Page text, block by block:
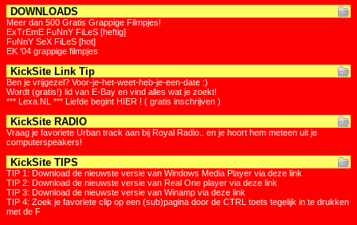
DOWNLOADS
Meer dan 500 Gratis Grappige Filmpjes!
ExTrEmE FuNnY FiLeS [heftig]
FuNnY SeX FiLeS [hot]
EK '04 grappige filmpjes
KickSite Link Tip
Ben je vrijgezel? Voor-je-het-weet-heb-je-een-date :)
Wordt (gratis!) lid van E-Bay en vind alles wat je zoekt!
*** Lexa.NL *** Liefde begint HIER ! ( gratis inschrijven )
KickSite RADIO
Vraag je favoriete Urban track aan bij Royal Radio.. en je hoort hem meteen uit je
computerspeakers!
KickSite TIPS
TIP 1: Download de nieuwste versie van Windows Media Player via deze link
TIP 2: Download de nieuwste versie van Real One player via deze link
TIP 3: Download de nieuwste versie van Winamp via deze link
TIP 4: Zoek je favoriete clip op een (sub)pagina door de CTRL toets tegelijk in te drukken
met de F